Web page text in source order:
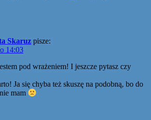
Skaruz pisze:
14:03
pod wrażeniem! I jeszcze pytasz czy
Ja się chyba też skuszę na podobną, bo do
mam